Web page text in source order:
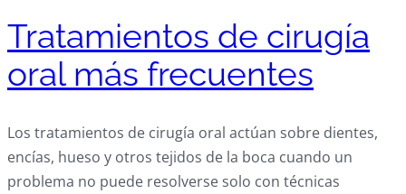
Tratamientos de cirugía
oral más frecuentes
Los tratamientos de cirugía oral actúan sobre dientes,
encías, hueso y otros tejidos de la boca cuando un
problema no puede resolverse solo con técnicas